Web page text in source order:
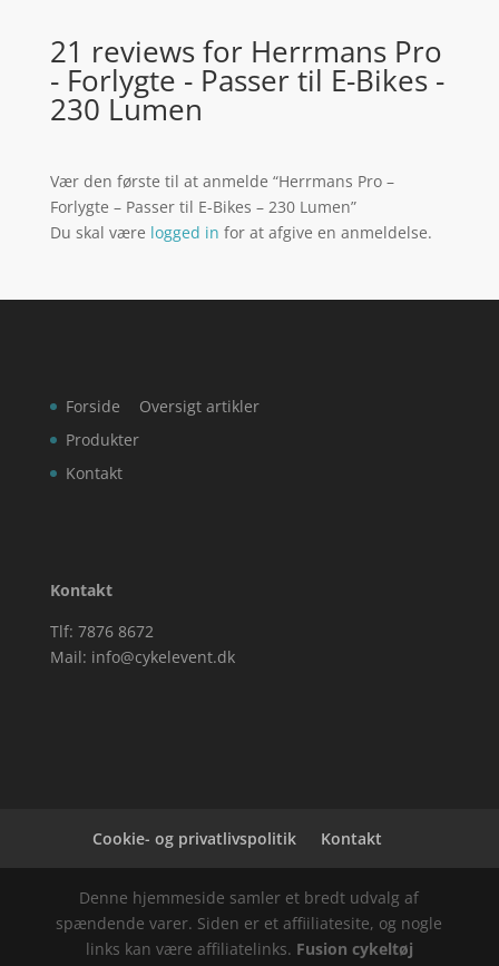
21 reviews for Herrmans Pro
- Forlygte - Passer til E-Bikes -
230 Lumen
Vær den første til at anmelde “Herrmans Pro –
Forlygte – Passer til E-Bikes – 230 Lumen”
Du skal være logged in for at afgive en anmeldelse.
Forside
Produkter
Kontakt
Oversigt artikler
Kontakt
Tlf: 7876 8672
Mail: info@cykelevent.dk
Cookie- og privatlivspolitik Kontakt
Denne hjemmeside samler et bredt udvalg af
spændende varer. Siden er et affiiliatesite, og nogle
links kan være affiliatelinks. Fusion cykeltøj